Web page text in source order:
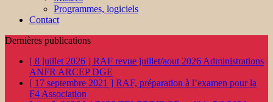
Programmes, logiciels
Contact
Dernières publications
[ 8 juillet 2026 ] RAF revue juillet/aout 2026 Administrations
ANFR ARCEP DGE
[ 17 septembre 2021 ] RAF, préparation à l’examen pour la
F4 Association